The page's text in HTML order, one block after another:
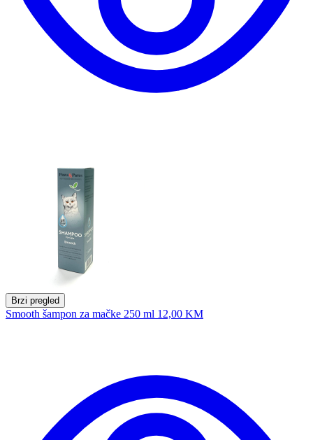
Brzi pregled
Smooth šampon za mačke 250 ml 12,00 KM